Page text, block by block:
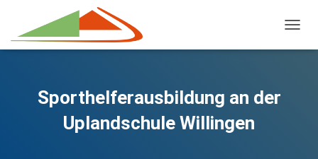
Sporthelferausbildung an der
Uplandschule Willingen